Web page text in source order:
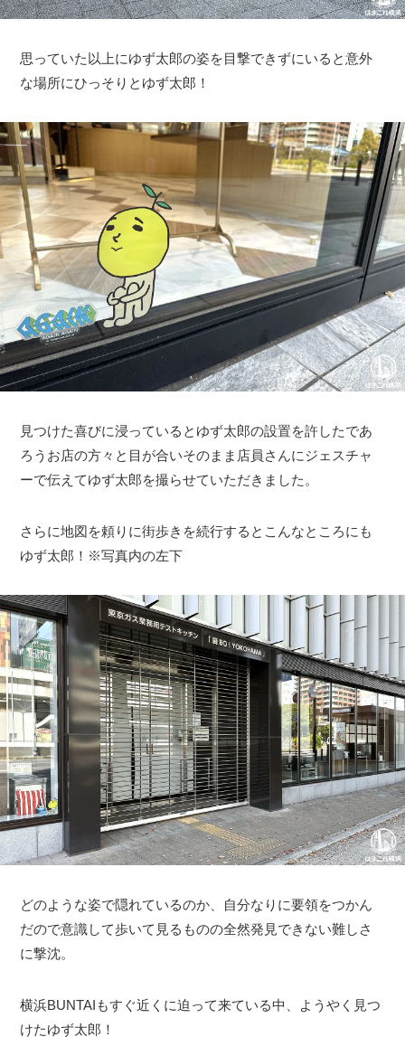
思っていた以上にゆず太郎の姿を目撃できずにいると意外
な場所にひっそりとゆず太郎！
見つけた喜びに浸っているとゆず太郎の設置を許したであ
ろうお店の方々と目が合いそのまま店員さんにジェスチャ
ーで伝えてゆず太郎を撮らせていただきました。
さらに地図を頼りに街歩きを続行するとこんなところにも
ゆず太郎！※写真内の左下
どのような姿で隠れているのか、自分なりに要領をつかん
だので意識して歩いて見るものの全然発見できない難しさ
に撃沈。
横浜BUNTAIもすぐ近くに迫って来ている中、ようやく見つ
けたゆず太郎！